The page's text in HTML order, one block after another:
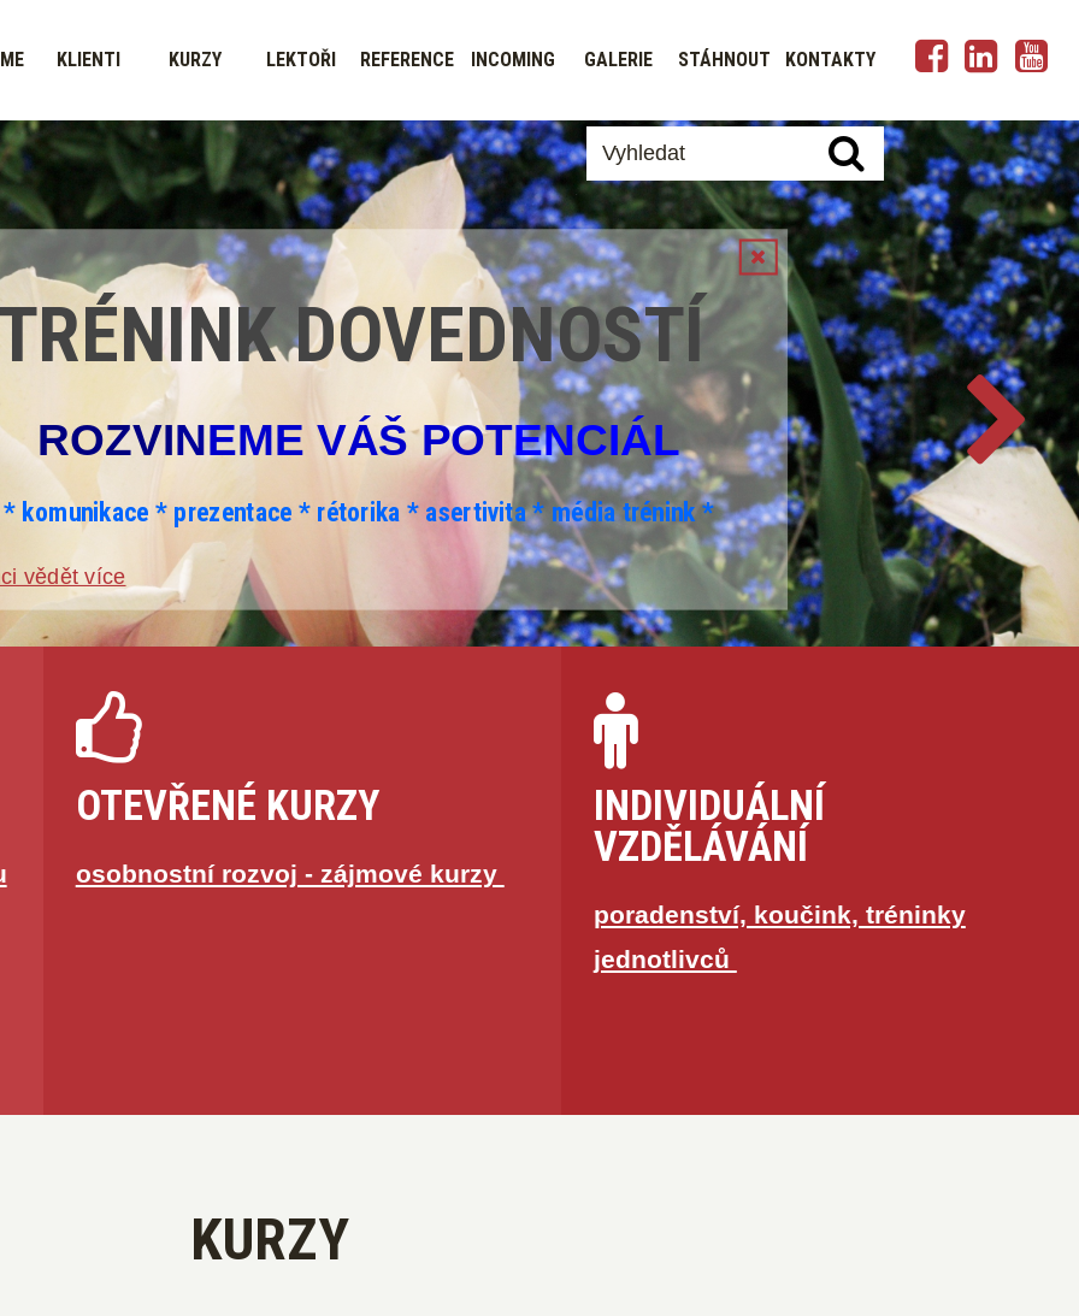
KLIENTI KURZY LEKTOŘI REFERENCE INCOMING GALERIE STÁHNOUT KONTAKTY
TRÉNINK DOVEDNOSTÍ
ROZVINEME VÁŠ POTENCIÁL
* komunikace * prezentace * rétorika * asertivita * média trénink *
vědět více
OTEVŘENÉ KURZY
osobnostní rozvoj - zájmové kurzy
INDIVIDUÁLNÍ
VZDĚLÁVÁNÍ
poradenství, koučink, tréninky
jednotlivců
KURZY